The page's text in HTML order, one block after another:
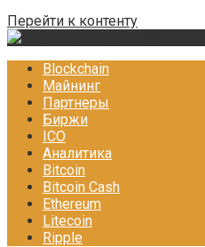
Перейти к контенту
Blockchain
Майнинг
Партнеры
Биржи
ICO
Аналитика
Bitcoin
Bitcoin Cash
Ethereum
Litecoin
Ripple